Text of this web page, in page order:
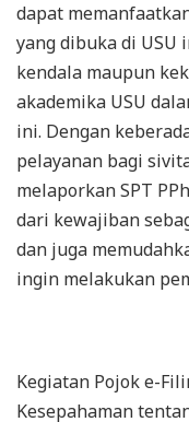
dapat
yang dibuka di USU
kendala maupun
akademika USU
ini. Dengan
pelayanan bagi
melaporkan SPT
dari kewajiban
dan juga
ingin melakukan
Kegiatan Pojok e-
Kesepahaman